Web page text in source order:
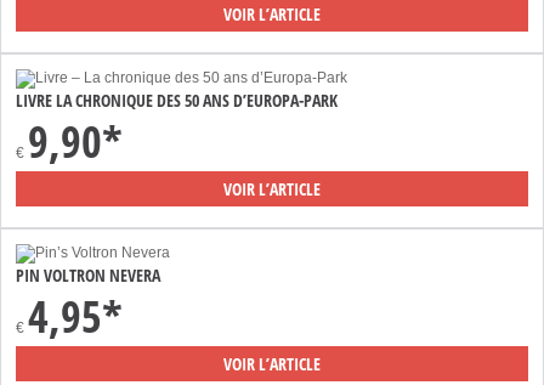
VOIR L’ARTICLE
LIVRE LA CHRONIQUE DES 50 ANS D’EUROPA-PARK
€ 9,90*
VOIR L’ARTICLE
PIN VOLTRON NEVERA
€ 4,95*
VOIR L’ARTICLE